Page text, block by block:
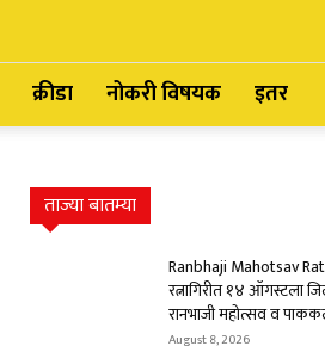
क्रीडा नोकरी विषयक इतर
ताज्या बातम्या
Ranbhaji Mahotsav
रत्नागिरीत १४ ऑगस्टला
रानभाजी महोत्सव व
August 8, 2026